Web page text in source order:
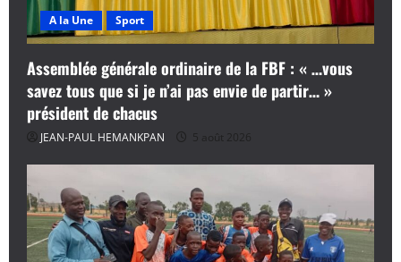
A la Une Sport
Assemblée générale ordinaire de la FBF : « …vous
savez tous que si je n’ai pas envie de partir… »
président de chacus
JEAN-PAUL HEMANKPAN 5 août 2026